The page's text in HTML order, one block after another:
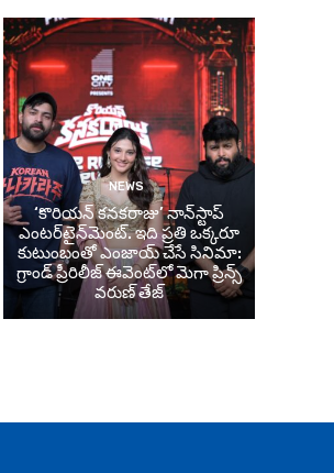
NEWS
‘కొరియన్ కనకరాజు’ నాన్‌స్టాప్
ఎంటర్‌టైన్‌మెంట్. ఇది ప్రతి ఒక్కరూ
కుటుంబంతో ఎంజాయ్ చేసే సినిమా:
గ్రాండ్ ప్రీరిలీజ్ ఈవెంట్‌లో మెగా ప్రిన్స్
వరుణ్ తేజ్